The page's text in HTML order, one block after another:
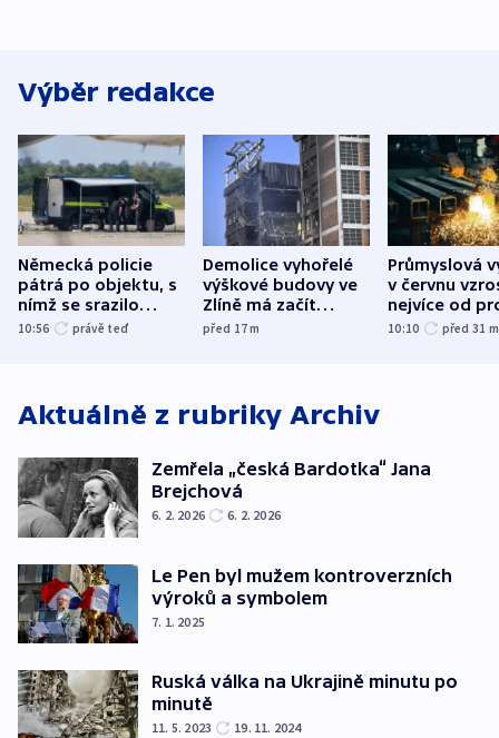
Výběr redakce
Německá policie
pátrá po objektu, s
nímž se srazilo
letadlo u lipského
10:56 právě teď
Demolice vyhořelé
výškové budovy ve
Zlíně má začít
odpoledne
před 17m
Průmyslová
v červnu
nejvíce od
10:10 před 31 m
Aktuálně z rubriky Archiv
Zemřela „česká Bardotka“ Jana
Brejchová
6. 2. 2026 6. 2. 2026
Le Pen byl mužem kontroverzních
výroků a symbolem
7. 1. 2025
Ruská válka na Ukrajině minutu po
minutě
11. 5. 2023 19. 11. 2024